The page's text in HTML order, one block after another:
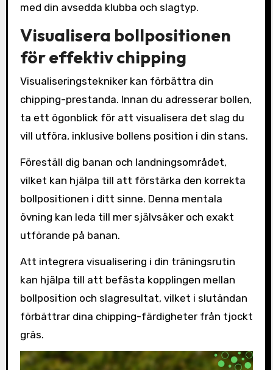
med din avsedda klubba och slagtyp.
Visualisera bollpositionen
för effektiv chipping
Visualiseringstekniker kan förbättra din
chipping-prestanda. Innan du adresserar bollen,
ta ett ögonblick för att visualisera det slag du
vill utföra, inklusive bollens position i din stans.
Föreställ dig banan och landningsområdet,
vilket kan hjälpa till att förstärka den korrekta
bollpositionen i ditt sinne. Denna mentala
övning kan leda till mer självsäker och exakt
utförande på banan.
Att integrera visualisering i din träningsrutin
kan hjälpa till att befästa kopplingen mellan
bollposition och slagresultat, vilket i slutändan
förbättrar dina chipping-färdigheter från tjockt
gräs.